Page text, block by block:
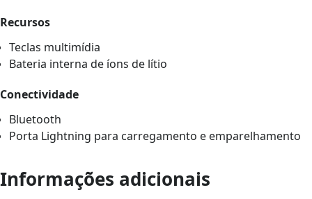
Recursos
Teclas multimídia
Bateria interna de íons de lítio
Conectividade
Bluetooth
Porta Lightning para carregamento e emparelhamento
Informações adicionais